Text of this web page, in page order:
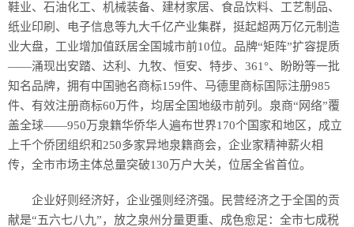
鞋业、石油化工、机械装备、建材家居、食品饮料、工艺制品、
纸业印刷、电子信息等九大千亿产业集群，挺起超两万亿元制造
业大盘，工业增加值跃居全国城市前10位。品牌“矩阵”扩容提质
——涌现出安踏、达利、九牧、恒安、特步、361°、盼盼等一批
知名品牌，拥有中国驰名商标159件、马德里商标国际注册985
件、有效注册商标60万件，均居全国地级市前列。泉商“网络”覆
盖全球——950万泉籍华侨华人遍布世界170个国家和地区，成立
上千个侨团组织和250多家异地泉籍商会，企业家精神薪火相
传，全市市场主体总量突破130万户大关，位居全省首位。
企业好则经济好，企业强则经济强。民营经济之于全国的贡
献是“五六七八九”，放之泉州分量更重、成色愈足：全市七成税